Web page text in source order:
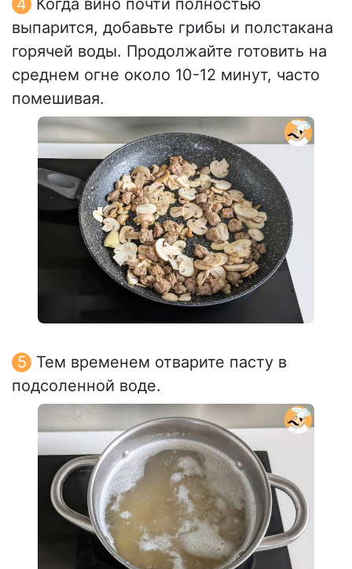
выпарится, добавьте грибы и полстакана
горячей воды. Продолжайте готовить на
среднем огне около 10-12 минут, часто
помешивая.
Тем временем отварите пасту в
подсоленной воде.